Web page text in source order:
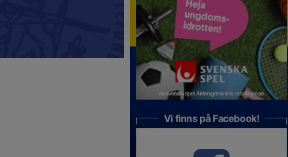
Vi finns på Facebook!